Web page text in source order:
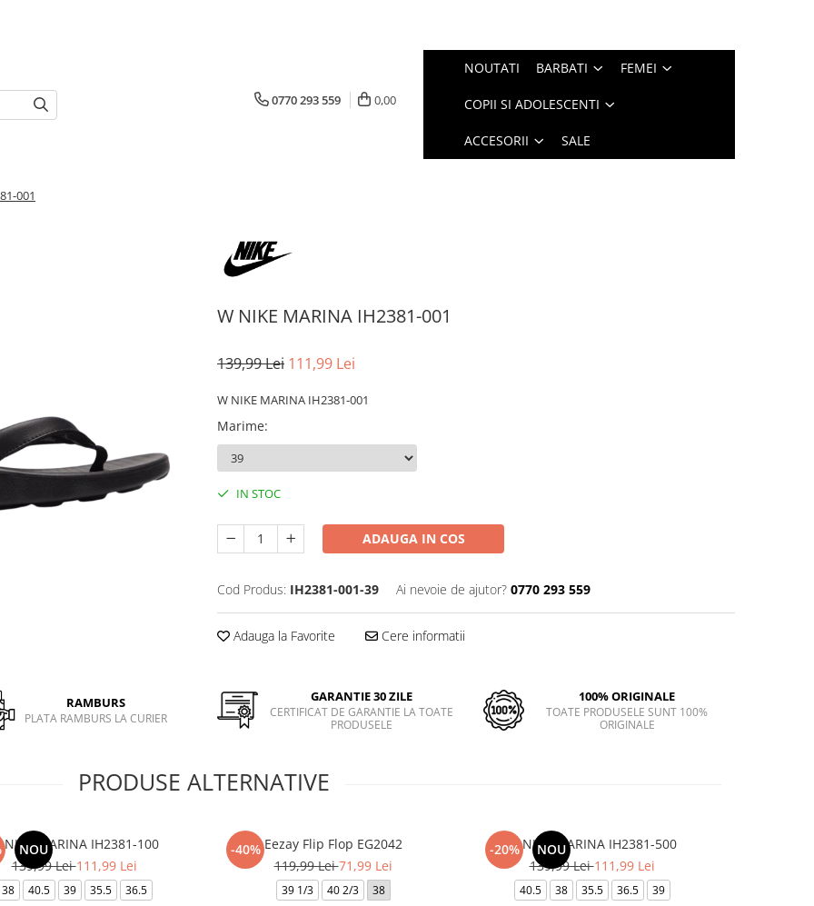
0770 293 559 0,00
NOUTATI BARBATI FEMEI
COPII SI ADOLESCENTI
ACCESORII SALE
001
W NIKE MARINA IH2381-001
139,99 Lei 111,99 Lei
W NIKE MARINA IH2381-001
Marime:
IN STOC
ADAUGA IN COS
Cod Produs: IH2381-001-39 Ai nevoie de ajutor? 0770 293 559
Adauga la Favorite Cere informatii
RAMBURS
PLATA RAMBURS LA CURIER
GARANTIE 30 ZILE
CERTIFICAT DE GARANTIE LA TOATE
PRODUSELE
100% ORIGINALE
TOATE PRODUSELE SUNT 100%
ORIGINALE
PRODUSE ALTERNATIVE
NOU
NIKE MARINA IH2381-100
139,99 Lei111,99 Lei
38 40.5 39 35.5 36.5
-40% Eezay Flip Flop EG2042
119,99 Lei71,99 Lei
39 1/3 40 2/3 38
-20% NOU
W NIKE MARINA IH2381-500
139,99 Lei111,99 Lei
40.5 38 35.5 36.5 39